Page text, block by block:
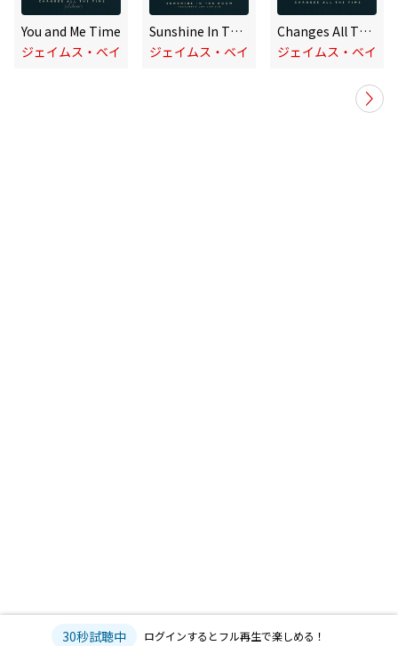
You and Me Time
ジェイムス・ベイ
Sunshine In The Room
ジェイムス・ベイ
Changes All The Time
ジェイムス・ベイ
30秒試聴中 ログインするとフル再生で楽しめる！